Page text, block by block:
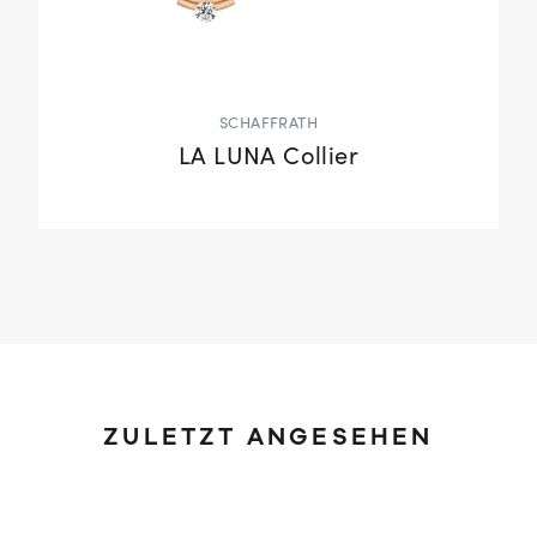
SCHAFFRATH
LA LUNA Collier
ZULETZT ANGESEHEN